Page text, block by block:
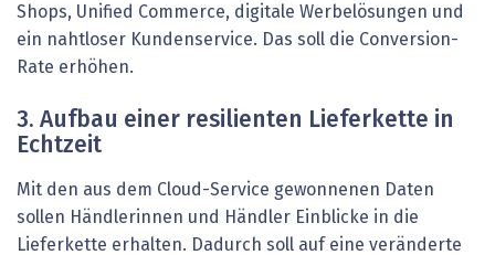
Shops, Unified Commerce, digitale Werbelösungen und
ein nahtloser Kundenservice. Das soll die Conversion-
Rate erhöhen.
3. Aufbau einer resilienten Lieferkette in
Echtzeit
Mit den aus dem Cloud-Service gewonnenen Daten
sollen Händlerinnen und Händler Einblicke in die
Lieferkette erhalten. Dadurch soll auf eine veränderte